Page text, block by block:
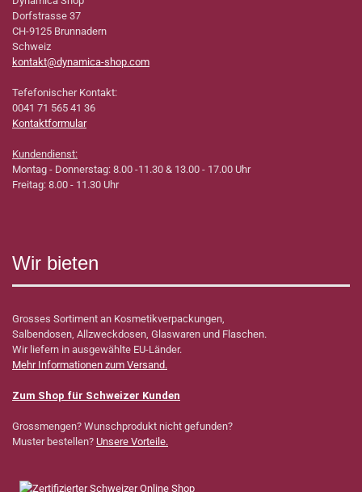
Dorfstrasse 37
CH-9125 Brunnadern
Schweiz
kontakt@dynamica-shop.com
Tefefonischer Kontakt:
0041 71 565 41 36
Kontaktformular
Kundendienst:
Montag - Donnerstag: 8.00 -11.30 & 13.00 - 17.00 Uhr
Freitag: 8.00 - 11.30 Uhr
Wir bieten
Grosses Sortiment an Kosmetikverpackungen,
Salbendosen, Allzweckdosen, Glaswaren und Flaschen.
Wir liefern in ausgewählte EU-Länder.
Mehr Informationen zum Versand.
Zum Shop für Schweizer Kunden
Grossmengen? Wunschprodukt nicht gefunden?
Muster bestellen? Unsere Vorteile.